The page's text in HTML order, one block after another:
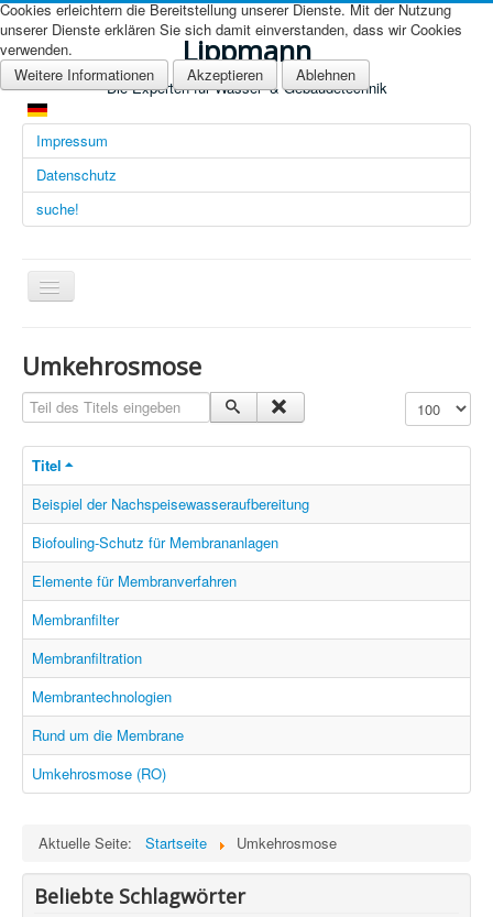
Lippmann
Die Experten für Wasser- & Gebäudetechnik
Impressum
Datenschutz
suche!
Navigation
an/aus
Startseite (Übersicht)
Arbeitsgebiete
Technologien
Information
Produkte & Services
Umkehrosmose
Teil des Titels eingeben Anzeige #
Titel
Beispiel der Nachspeisewasseraufbereitung
Biofouling-Schutz für Membrananlagen
Elemente für Membranverfahren
Membranfilter
Membranfiltration
Membrantechnologien
Rund um die Membrane
Umkehrosmose (RO)
Aktuelle Seite: Startseite Umkehrosmose
Beliebte Schlagwörter
Cookies erleichtern die Bereitstellung unserer Dienste. Mit der Nutzung
unserer Dienste erklären Sie sich damit einverstanden, dass wir Cookies
verwenden.
Weitere Informationen
Akzeptieren Ablehnen